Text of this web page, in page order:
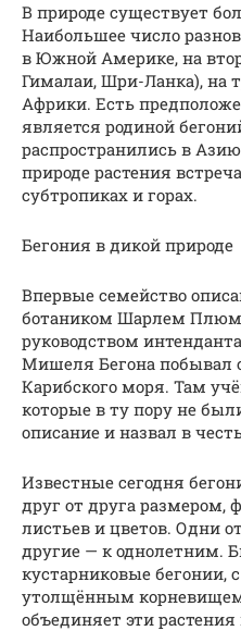
В природе существует
Наибольшее число
в Южной Америке, на
Гималаи, Шри-Ланка), на
Африки. Есть
является родиной
распространились в
природе растения
субтропиках и горах.
Бегония в дикой природе
Впервые семейство
ботаником Шарлем
руководством
Мишеля Бегона побывал
Карибского моря. Там
которые в ту пору не
описание и назвал в
Известные сегодня
друг от друга размером,
листьев и цветов. Одни
другие — к однолетним.
кустарниковые бегонии,
утолщённым
объединяет эти растения